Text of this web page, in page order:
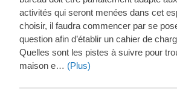
activités qui seront menées dans cet
choisir, il faudra commencer par se
question afin d’établir un cahier de
Quelles sont les pistes à suivre pour
maison e… (Plus)